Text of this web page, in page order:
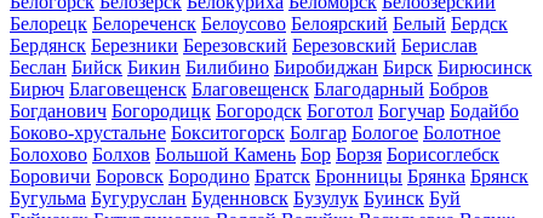
Белорецк Белореченск Белоусово Белоярский Белый Бердск
Бердянск Березники Березовский Березовский Берислав
Беслан Бийск Бикин Билибино Биробиджан Бирск Бирюсинск
Бирюч Благовещенск Благовещенск Благодарный Бобров
Богданович Богородицк Богородск Боготол Богучар Бодайбо
Боково-хрустальне Бокситогорск Болгар Бологое Болотное
Болохово Болхов Большой Камень Бор Борзя Борисоглебск
Боровичи Боровск Бородино Братск Бронницы Брянка Брянск
Бугульма Бугуруслан Буденновск Бузулук Буинск Буй